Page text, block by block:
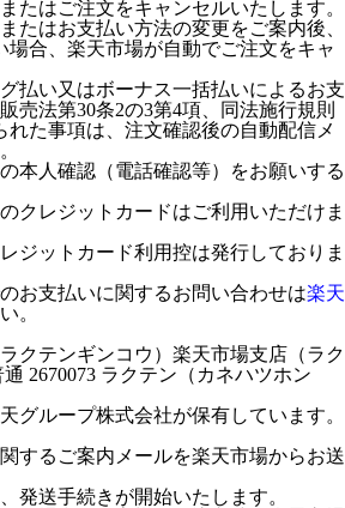
たはご注文をキャンセルいたします。
たはお支払い方法の変更をご案内後、
場合、楽天市場が自動でご注文をキャ
払い又はボーナス一括払いによるお支
売法第30条2の3第4項、同法施行規則
れた事項は、注文確認後の自動配信メ
本人確認（電話確認等）をお願いする
クレジットカードはご利用いただけま
ジットカード利用控は発行しておりま
お支払いに関するお問い合わせは楽天
。
クテンギンコウ）楽天市場支店（ラク
2670073 ラクテン（カネハツホン
グループ株式会社が保有しています。
するご案内メールを楽天市場からお送
発送手続きが開始いたします。